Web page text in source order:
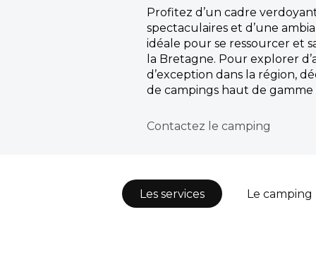
Profitez d’un cadre
spectaculaires et d’une
idéale pour se ressourcer et
la Bretagne. Pour explorer
d’exception dans la région,
de campings haut de
Contactez le camping
Les services Le camping